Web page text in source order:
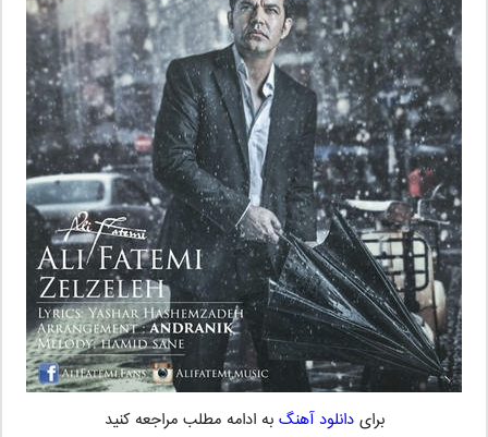
برایدانلود آهنگ به ادامه مطلب مراجعه کنید